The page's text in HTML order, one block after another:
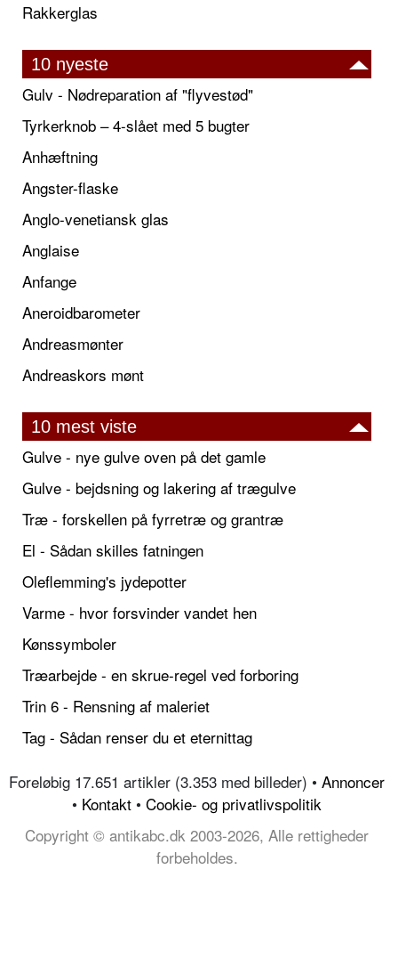
Rakkerglas
10 nyeste
Gulv - Nødreparation af "flyvestød"
Tyrkerknob – 4-slået med 5 bugter
Anhæftning
Angster-flaske
Anglo-venetiansk glas
Anglaise
Anfange
Aneroidbarometer
Andreasmønter
Andreaskors mønt
10 mest viste
Gulve - nye gulve oven på det gamle
Gulve - bejdsning og lakering af trægulve
Træ - forskellen på fyrretræ og grantræ
El - Sådan skilles fatningen
Oleflemming's jydepotter
Varme - hvor forsvinder vandet hen
Kønssymboler
Træarbejde - en skrue-regel ved forboring
Trin 6 - Rensning af maleriet
Tag - Sådan renser du et eternittag
Foreløbig 17.651 artikler (3.353 med billeder) • Annoncer
• Kontakt • Cookie- og privatlivspolitik
Copyright © antikabc.dk 2003-2026, Alle rettigheder
forbeholdes.